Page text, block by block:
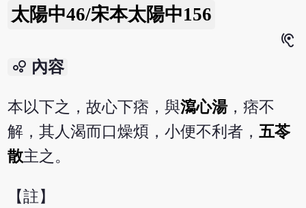
太陽中46/宋本太陽中156
hearing
bubble_chart 內容
本以下之，故心下痞，與瀉心湯，痞不
解，其人渴而口燥煩，小便不利者，五苓
散主之。
【註】